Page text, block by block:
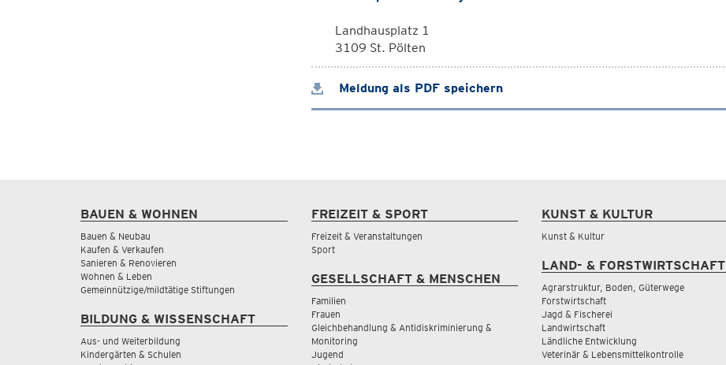
Landhausplatz 1
3109 St. Pölten
Meldung als PDF speichern
BAUEN & WOHNEN
Bauen & Neubau
Kaufen & Verkaufen
Sanieren & Renovieren
Wohnen & Leben
Gemeinnützige/mildtätige Stiftungen
BILDUNG & WISSENSCHAFT
Aus- und Weiterbildung
Kindergärten & Schulen
FREIZEIT & SPORT
Freizeit & Veranstaltungen
Sport
GESELLSCHAFT & MENSCHEN
Familien
Frauen
Gleichbehandlung & Antidiskriminierung &
Monitoring
Jugend
KUNST & KULTUR
Kunst & Kultur
LAND- & FORSTWIRTSCHAFT
Agrarstruktur, Boden, Güterwege
Forstwirtschaft
Jagd & Fischerei
Landwirtschaft
Ländliche Entwicklung
Veterinär & Lebensmittelkontrolle